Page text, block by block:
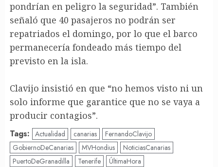
pondrían en peligro la seguridad”. También
señaló que 40 pasajeros no podrán ser
repatriados el domingo, por lo que el barco
permanecería fondeado más tiempo del
previsto en la isla.
Clavijo insistió en que “no hemos visto ni un
solo informe que garantice que no se vaya a
producir contagios”.
Tags: Actualidad canarias
FernandoClavijo
GobiernoDeCanarias
MVHondius
NoticiasCanarias
PuertoDeGranadilla
Tenerife ÚltimaHora